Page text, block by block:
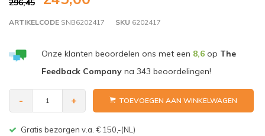
296,45
ARTIKELCODE SNB6202417 SKU 6202417
Onze klanten beoordelen ons met een 8,6op The
Feedback Companyna 343 beoordelingen!
- + TOEVOEGEN AAN WINKELWAGEN
Gratis bezorgen v.a. € 150,-(NL)